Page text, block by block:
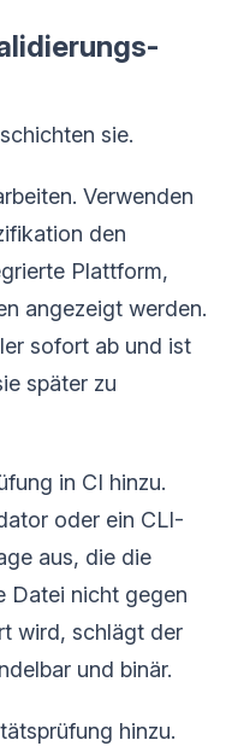
sie.
Verwenden
den
Plattform,
angezeigt werden.
sofort ab und ist
später zu
in CI hinzu.
oder ein CLI-
aus, die die
Datei nicht gegen
wird, schlägt der
und binär.
hinzu.